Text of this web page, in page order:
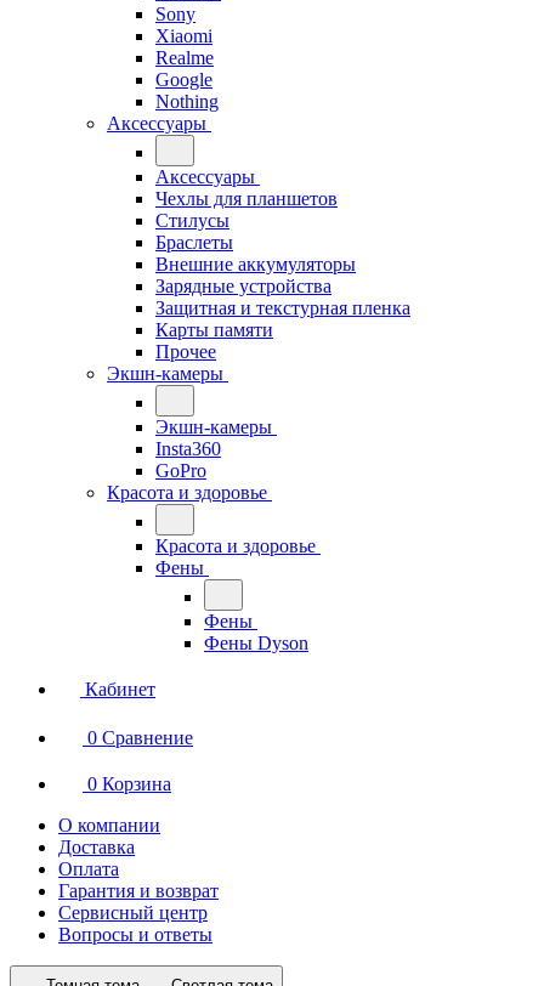
Sony
Xiaomi
Realme
Google
Nothing
Аксессуары
Аксессуары
Чехлы для планшетов
Стилусы
Браслеты
Внешние аккумуляторы
Зарядные устройства
Защитная и текстурная пленка
Карты памяти
Прочее
Экшн-камеры
Экшн-камеры
Insta360
GoPro
Красота и здоровье
Красота и здоровье
Фены
Фены
Фены Dyson
Кабинет
0 Сравнение
0 Корзина
О компании
Доставка
Оплата
Гарантия и возврат
Сервисный центр
Вопросы и ответы